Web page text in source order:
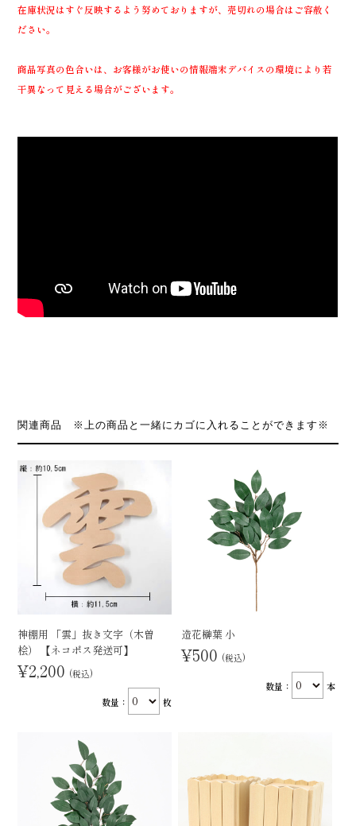
在庫状況はすぐ反映するよう努めておりますが、売切れの場合はご容赦く
ださい。
商品写真の色合いは、お客様がお使いの情報端末デバイスの環境により若
干異なって見える場合がございます。
関連商品 ※上の商品と一緒にカゴに入れることができます※
神棚用 「雲」抜き文字（木曽
桧） 【ネコポス発送可】
¥2,200 (税込)
数量： 枚
造花榊葉 小
¥500 (税込)
数量： 本